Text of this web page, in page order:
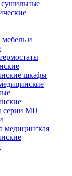
и
шкафы
серии MD
медицинская